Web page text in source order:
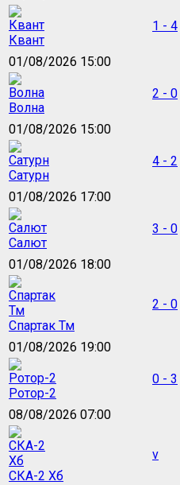
Квант
1 - 4
01/08/2026 15:00
Волна
2 - 0
01/08/2026 15:00
Сатурн
4 - 2
01/08/2026 17:00
Салют
3 - 0
01/08/2026 18:00
Спартак Тм
2 - 0
01/08/2026 19:00
Ротор-2
0 - 3
08/08/2026 07:00
СКА-2 Хб
v